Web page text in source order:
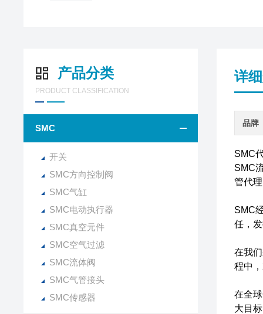
产品分类
PRODUCT CLASSIFICATION
SMC
开关
SMC方向控制阀
SMC气缸
SMC电动执行器
SMC真空元件
SMC空气过滤
SMC流体阀
SMC气管接头
SMC传感器
详
品牌
SMC
SMC
管代
SMC
任，
在我
程中
在全
大目